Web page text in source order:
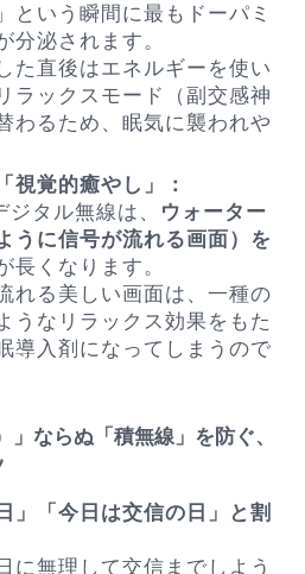
という瞬間に最もドーパミ
分泌されます。
た直後はエネルギーを使い
ラックスモード（副交感神
わるため、眠気に襲われや
視覚的癒やし」：
タル無線は、
ウォーター
うに信号が流れる画面）を
長くなります。
れる美しい画面は、一種の
うなリラックス効果をもた
導入剤になってしまうので
」ならぬ「積無線」を防ぐ、
」「今日は交信の日」と割
に無理して交信までしよう